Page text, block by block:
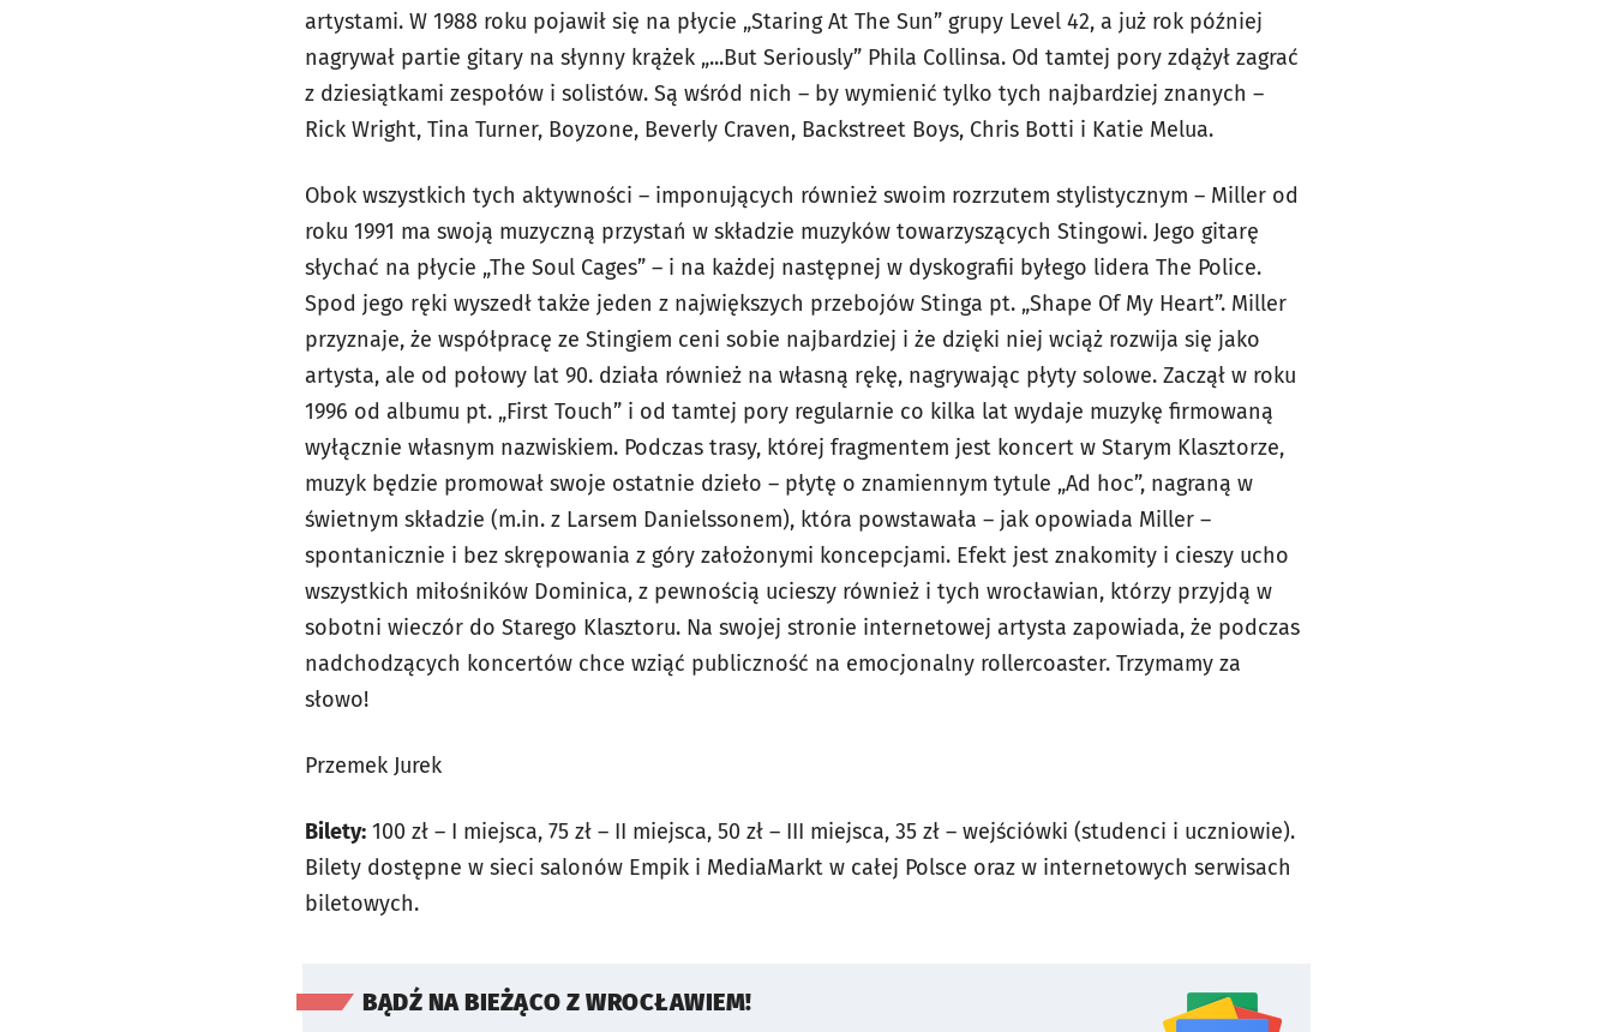
artystami. W 1988 roku pojawił się na płycie „Staring At The Sun” grupy Level 42, a już rok później
nagrywał partie gitary na słynny krążek „...But Seriously” Phila Collinsa. Od tamtej pory zdążył zagrać
z dziesiątkami zespołów i solistów. Są wśród nich – by wymienić tylko tych najbardziej znanych –
Rick Wright, Tina Turner, Boyzone, Beverly Craven, Backstreet Boys, Chris Botti i Katie Melua.
Obok wszystkich tych aktywności – imponujących również swoim rozrzutem stylistycznym – Miller od
roku 1991 ma swoją muzyczną przystań w składzie muzyków towarzyszących Stingowi. Jego gitarę
słychać na płycie „The Soul Cages” – i na każdej następnej w dyskografii byłego lidera The Police.
Spod jego ręki wyszedł także jeden z największych przebojów Stinga pt. „Shape Of My Heart”. Miller
przyznaje, że współpracę ze Stingiem ceni sobie najbardziej i że dzięki niej wciąż rozwija się jako
artysta, ale od połowy lat 90. działa również na własną rękę, nagrywając płyty solowe. Zaczął w roku
1996 od albumu pt. „First Touch” i od tamtej pory regularnie co kilka lat wydaje muzykę firmowaną
wyłącznie własnym nazwiskiem. Podczas trasy, której fragmentem jest koncert w Starym Klasztorze,
muzyk będzie promował swoje ostatnie dzieło – płytę o znamiennym tytule „Ad hoc”, nagraną w
świetnym składzie (m.in. z Larsem Danielssonem), która powstawała – jak opowiada Miller –
spontanicznie i bez skrępowania z góry założonymi koncepcjami. Efekt jest znakomity i cieszy ucho
wszystkich miłośników Dominica, z pewnością ucieszy również i tych wrocławian, którzy przyjdą w
sobotni wieczór do Starego Klasztoru. Na swojej stronie internetowej artysta zapowiada, że podczas
nadchodzących koncertów chce wziąć publiczność na emocjonalny rollercoaster. Trzymamy za
słowo!
Przemek Jurek
Bilety: 100 zł – I miejsca, 75 zł – II miejsca, 50 zł – III miejsca, 35 zł – wejściówki (studenci i uczniowie).
Bilety dostępne w sieci salonów Empik i MediaMarkt w całej Polsce oraz w internetowych serwisach
biletowych.
BĄDŹ NA BIEŻĄCO Z WROCŁAWIEM!